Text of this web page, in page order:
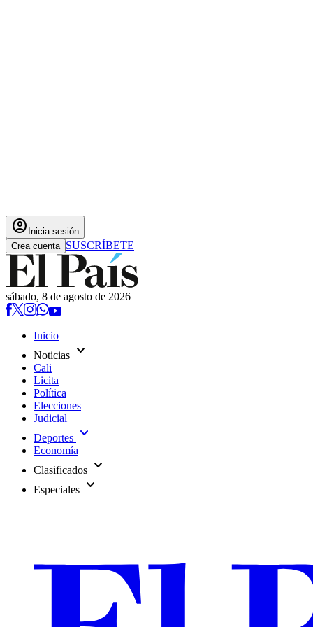
account_circle Inicia sesión
Crea cuenta SUSCRÍBETE
sábado, 8 de agosto de 2026
Inicio
Noticias expand_more
Cali
Licita
Política
Elecciones
Judicial
Deportes expand_more
Economía
Clasificados expand_more
Especiales expand_more